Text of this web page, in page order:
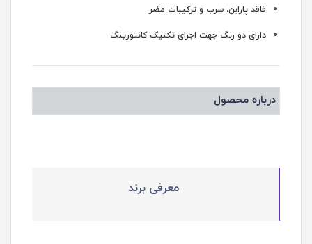
فاقد پارابن، سرب و ترکیبات مضر
دارای دو رنگ جهت اجرای تکنیک کانتورینگ
درباره محصول
معرفی برند